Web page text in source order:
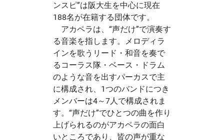
ンスピ”は阪大生を中心に現在
188名が在籍する団体です。
アカペラは、“声だけ”で演奏す
る音楽を指します。メロディラ
インを歌うリード・和音を奏で
るコーラス隊・ベース・ドラム
のような音を出すパーカスで主
に構成され、1つのバンドにつき
メンバーは4～7人で構成されま
す。“声だけ”でひとつの曲を作り
上げられるのがアカペラの面白
いところであり、皆の声が重な